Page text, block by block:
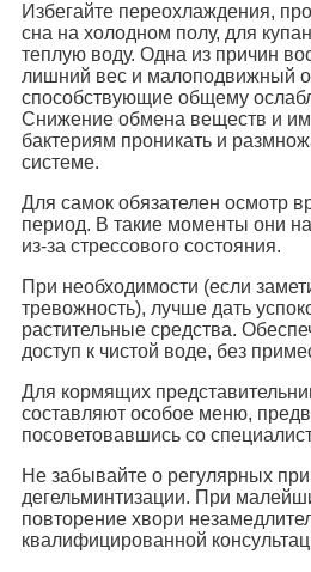
Избегайте переохлаждения,
сна на холодном полу, для
теплую воду. Одна из причин
лишний вес и малоподвижный
способствующие общему
Снижение обмена веществ и
бактериям проникать и
системе.
Для самок обязателен осмотр
период. В такие моменты они
из-за стрессового состояния.
При необходимости (если
тревожность), лучше дать
растительные средства.
доступ к чистой воде, без
Для кормящих
составляют особое меню,
посоветовавшись со
Не забывайте о регулярных
дегельминтизации. При
повторение хвори
квалифицированной